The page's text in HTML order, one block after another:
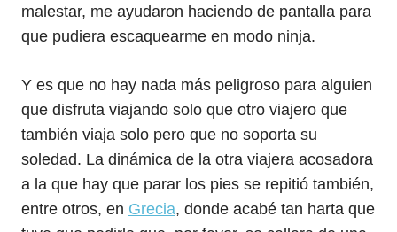
malestar, me ayudaron haciendo de pantalla para
que pudiera escaquearme en modo ninja.
Y es que no hay nada más peligroso para alguien
que disfruta viajando solo que otro viajero que
también viaja solo pero que no soporta su
soledad. La dinámica de la otra viajera acosadora
a la que hay que parar los pies se repitió también,
entre otros, en Grecia, donde acabé tan harta que